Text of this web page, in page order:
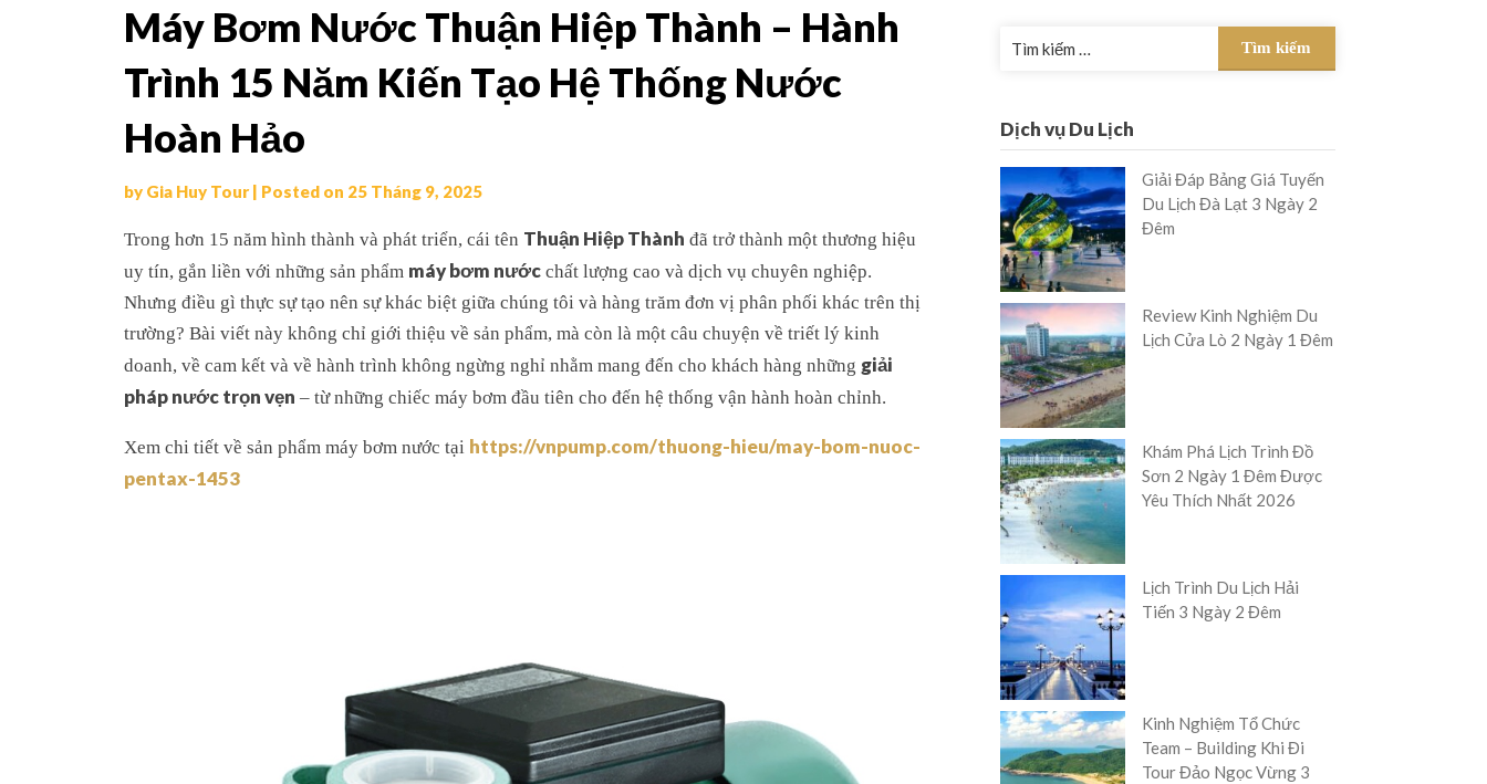
Máy Bơm Nước Thuận Hiệp Thành – Hành
Trình 15 Năm Kiến Tạo Hệ Thống Nước
Hoàn Hảo
by Gia Huy Tour | Posted on 25 Tháng 9, 2025
Trong hơn 15 năm hình thành và phát triển, cái tên Thuận Hiệp Thành đã trở thành một thương hiệu
uy tín, gắn liền với những sản phẩm máy bơm nước chất lượng cao và dịch vụ chuyên nghiệp.
Nhưng điều gì thực sự tạo nên sự khác biệt giữa chúng tôi và hàng trăm đơn vị phân phối khác trên thị
trường? Bài viết này không chỉ giới thiệu về sản phẩm, mà còn là một câu chuyện về triết lý kinh
doanh, về cam kết và về hành trình không ngừng nghỉ nhằm mang đến cho khách hàng những giải
pháp nước trọn vẹn – từ những chiếc máy bơm đầu tiên cho đến hệ thống vận hành hoàn chỉnh.
Xem chi tiết về sản phẩm máy bơm nước tại https://vnpump.com/thuong-hieu/may-bom-nuoc-
pentax-1453
kiếm
Dịch vụ Du Lịch
Giải Đáp Bảng Giá Tuyến
Du Lịch Đà Lạt 3 Ngày 2
Đêm
Review Kinh Nghiệm Du
Lịch Cửa Lò 2 Ngày 1 Đêm
Khám Phá Lịch Trình Đồ
Sơn 2 Ngày 1 Đêm Được
Yêu Thích Nhất 2026
Lịch Trình Du Lịch Hải
Tiến 3 Ngày 2 Đêm
Kinh Nghiệm Tổ Chức
Team – Building Khi Đi
Tour Đảo Ngọc Vừng 3